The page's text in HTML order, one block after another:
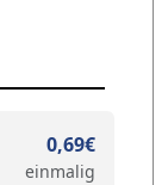
0,69€
einmalig